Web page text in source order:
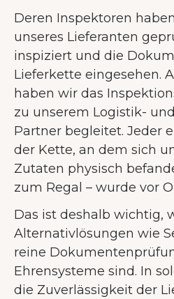
Deren Inspektoren
unseres Lieferanten
inspiziert und die
Lieferkette eingesehen.
haben wir das
zu unserem Logistik-
Partner begleitet. Jeder
der Kette, an dem sich
Zutaten physisch
zum Regal – wurde vor
Das ist deshalb wichtig,
Alternativlösungen wie
reine
Ehrensysteme sind. In
die Zuverlässigkeit der